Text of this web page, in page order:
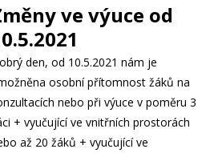
ve výuce od
den, od 10.5.2021 nám je
osobní přítomnost žáků na
nebo při výuce v poměru 3
+ vyučující ve vnitřních prostorách
až 20 žáků + vyučující ve